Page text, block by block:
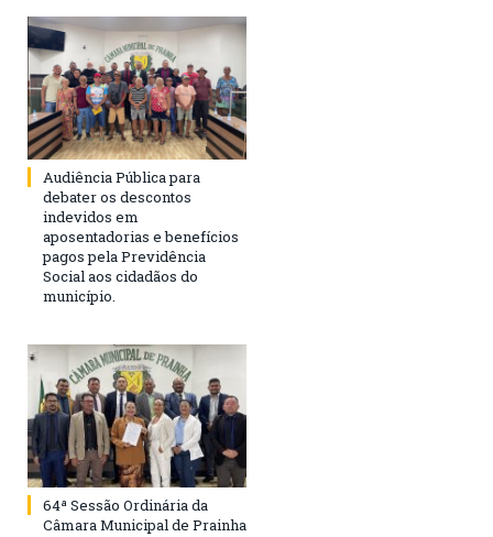
Audiência Pública para
debater os descontos
indevidos em
aposentadorias e benefícios
pagos pela Previdência
Social aos cidadãos do
município.
64ª Sessão Ordinária da
Câmara Municipal de Prainha